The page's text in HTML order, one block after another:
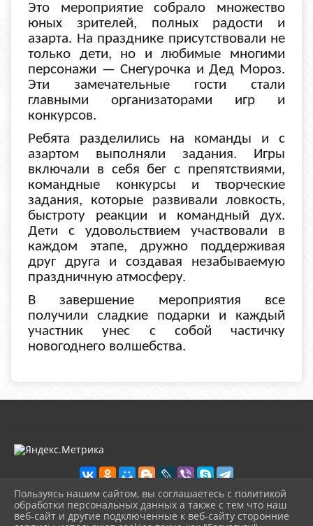
Это мероприятие собрало множество
юных зрителей, полных радости и
азарта. На празднике присутствовали не
только дети, но и любимые многими
персонажи — Снегурочка и Дед Мороз.
Эти замечательные гости стали
главными организаторами игр и
конкурсов.
Ребята разделились на команды и с
азартом выполняли задания. Игры
включали в себя бег с препятствиями,
командные конкурсы и творческие
задания, которые развивали ловкость,
быстроту реакции и командный дух.
Дети с удовольствием участвовали в
каждом этапе, дружно поддерживая
друг друга и создавая незабываемую
праздничную атмосферу.
В завершение мероприятия все
получили сладкие подарки и каждый
участник унес с собой частичку
новогоднего волшебства.
2026 г. kultura-uvat.ru
Пользуясь нашим сайтом, вы соглашаетесь с политикой
обработки персональных данных а также с тем что наш
веб-сайт и другие подключенные к веб-сайту сторонние